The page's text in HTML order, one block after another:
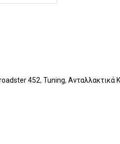
452, Tuning, Ανταλλακτικά